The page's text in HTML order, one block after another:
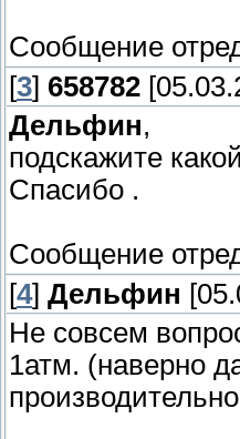
Сообщение
[3] 658782
Дельфин,
подскажите
Спасибо .
Сообщение
[4] Дельфин
Не совсем
1атм. (наверно